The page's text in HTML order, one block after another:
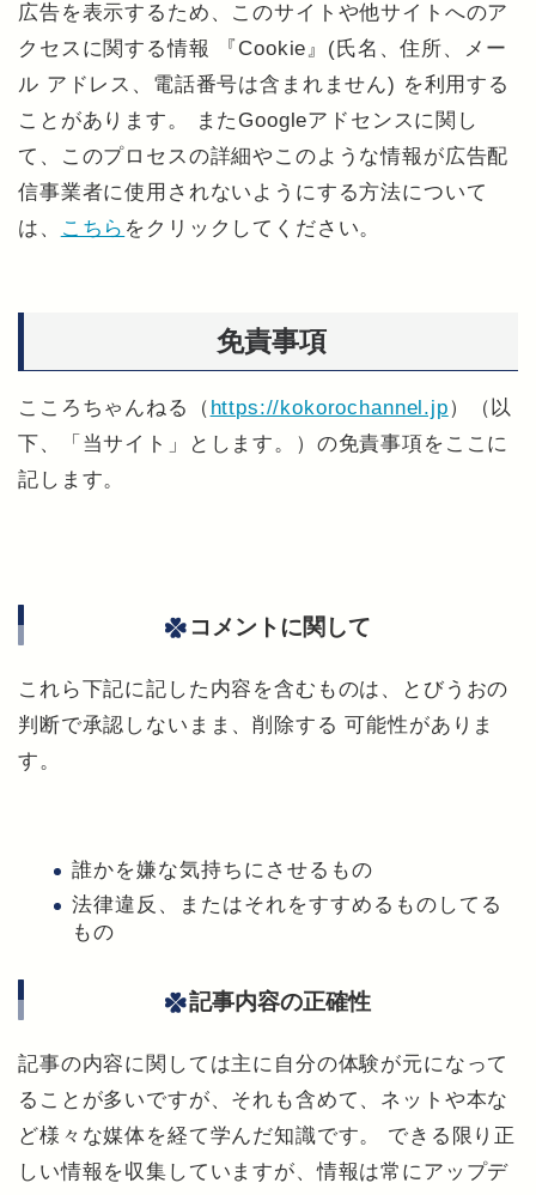
広告を表示するため、このサイトや他サイトへのア
クセスに関する情報 『Cookie』(氏名、住所、メー
ル アドレス、電話番号は含まれません) を利用する
ことがあります。 またGoogleアドセンスに関し
て、このプロセスの詳細やこのような情報が広告配
信事業者に使用されないようにする方法について
は、
こちら をクリックしてください。
免責事項
こころちゃんねる（ https://kokorochannel.jp）（以
下、「当サイト」とします。）の免責事項をここに
記します。
コメントに関して
これら下記に記した内容を含むものは、とびうおの
判断で承認しないまま、削除する 可能性がありま
す。
誰かを嫌な気持ちにさせるもの
法律違反、またはそれをすすめるものしてる
もの
記事内容の正確性
記事の内容に関しては主に自分の体験が元になって
ることが多いですが、それも含めて、ネットや本な
ど様々な媒体を経て学んだ知識です。 できる限り正
しい情報を収集していますが、情報は常にアップデ